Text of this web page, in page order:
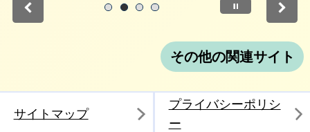
停止
その他の関連サイト
サイトマップ
プライバシーポリシ
ー